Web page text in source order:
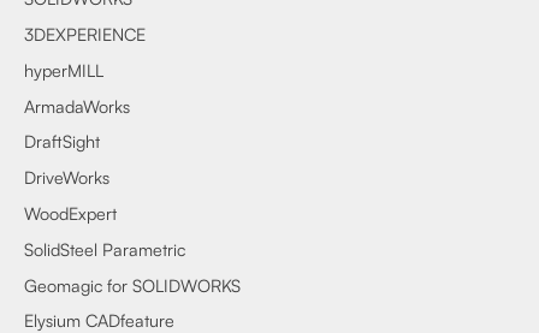
3DEXPERIENCE
hyperMILL
ArmadaWorks
DraftSight
DriveWorks
WoodExpert
SolidSteel Parametric
Geomagic for SOLIDWORKS
Elysium CADfeature